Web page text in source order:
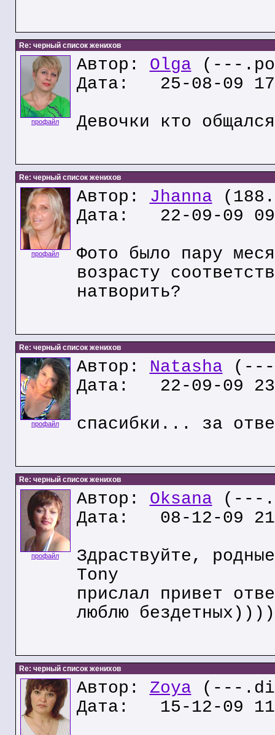
Re: черный список женихов
профайл
Автор: Olga (---
Дата: 25-08-09
Девочки кто
Re: черный список женихов
профайл
Автор: Jhanna
Дата: 22-09-09
Фото было пару
возрасту
натворить?
Re: черный список женихов
профайл
Автор: Natasha (---
Дата: 22-09-09
спасибки... за
Re: черный список женихов
профайл
Автор: Oksana (---
Дата: 08-12-09
Здраствуйте,
Tony
прислал привет
люблю
Re: черный список женихов
Автор: Zoya (---
Дата: 15-12-09